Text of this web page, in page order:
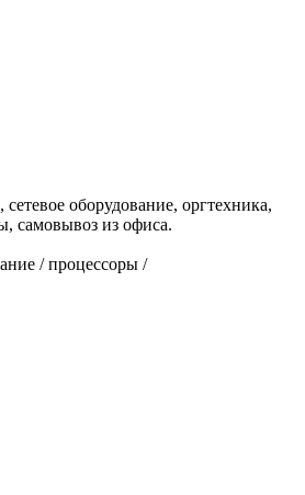
оборудование, оргтехника,
самовывоз из офиса.
/ процессоры /